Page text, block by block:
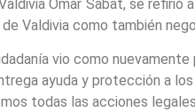
Omar Sabat, se
Valdivia como también
vio como
ayuda y protección a
todas las acciones